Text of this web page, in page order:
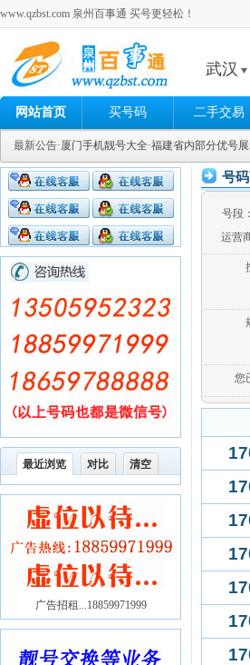
www.qzbst.com 泉州百事通 买号更轻松！
武汉
网站首页 买号码 二手交易
最新公告·厦门手机靓号大全·福建省内部分优号展
最近浏览 对比 清空
广告招租...18859971999
号
号段：
运营
您